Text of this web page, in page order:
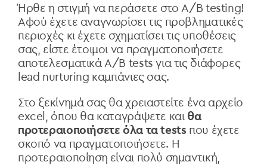
Ήρθε η στιγμή να περάσετε στο A/B testing!
Αφού έχετε αναγνωρίσει τις προβληματικές
περιοχές κι έχετε σχηματίσει τις υποθέσεις
σας, είστε έτοιμοι να πραγματοποιήσετε
αποτελεσματικά A/B tests για τις διάφορες
lead nurturing καμπάνιες σας.
Στο ξεκίνημά σας θα χρειαστείτε ένα αρχείο
excel, όπου θα καταγράψετε και θα
προτεραιοποιήσετε όλα τα tests που έχετε
σκοπό να πραγματοποιήσετε. Η
προτεραιοποίηση είναι πολύ σημαντική,